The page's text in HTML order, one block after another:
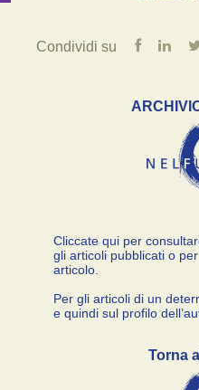
Condividi su
Cliccate qui per
gli articoli pubblicati o
articolo.
Per gli articoli di un
e quindi sul profilo
Torna